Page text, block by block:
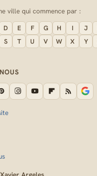
ville qui commence par :
D E F G H I J
S T U V W X Y